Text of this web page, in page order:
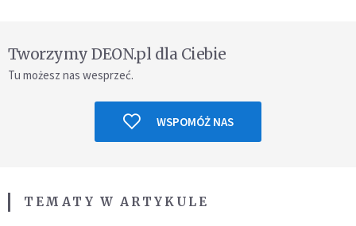
Tworzymy DEON.pl dla Ciebie
Tu możesz nas wesprzeć.
WSPOMÓŻ NAS
TEMATY W ARTYKULE